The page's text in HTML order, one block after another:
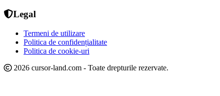
Legal
Termeni de utilizare
Politica de confidențialitate
Politica de cookie-uri
2026 cursor-land.com - Toate drepturile rezervate.